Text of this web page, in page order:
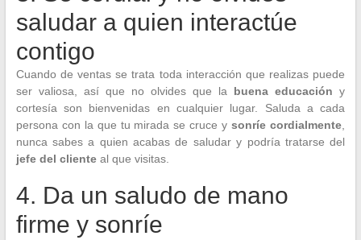
saludar a quien interactúe
contigo
Cuando de ventas se trata toda interacción que realizas puede
ser valiosa, así que no olvides que la buena educación y
cortesía son bienvenidas en cualquier lugar. Saluda a cada
persona con la que tu mirada se cruce ysonríe cordialmente
nunca sabes a quien acabas de saludar y podría tratarse del
jefe del clienteal que visitas.
4. Da un saludo de mano
firme y sonríe